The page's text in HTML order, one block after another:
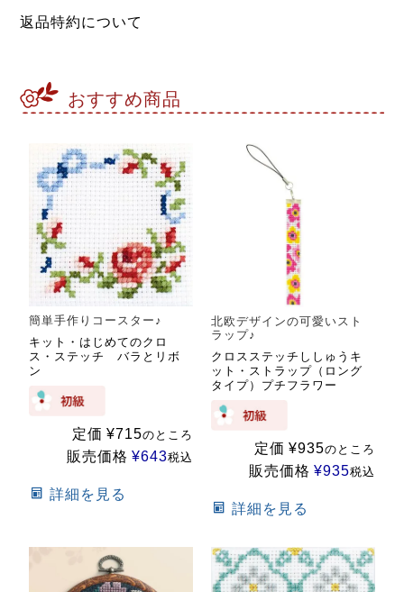
返品特約について
おすすめ商品
簡単手作りコースター♪
キット・はじめてのクロ
ス・ステッチ バラとリボ
ン
定価 ¥715のところ
販売価格 ¥643税込
詳細を見る
北欧デザインの可愛いスト
ラップ♪
クロスステッチししゅうキ
ット・ストラップ（ロング
タイプ）プチフラワー
定価 ¥935のところ
販売価格 ¥935税込
詳細を見る